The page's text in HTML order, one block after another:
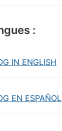
:
IN ENGLISH
EN ESPAÑOL